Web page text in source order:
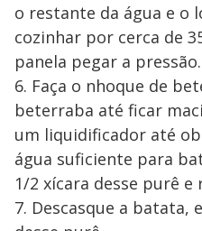
o restante da água e o
cozinhar por cerca de
panela pegar a
6. Faça o nhoque de
beterraba até ficar
um liquidificador até
água suficiente para
1/2 xícara desse purê e
7. Descasque a batata,